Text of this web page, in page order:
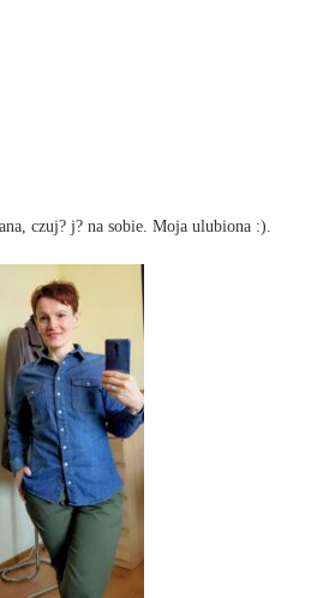
czuj? j? na sobie. Moja ulubiona :).